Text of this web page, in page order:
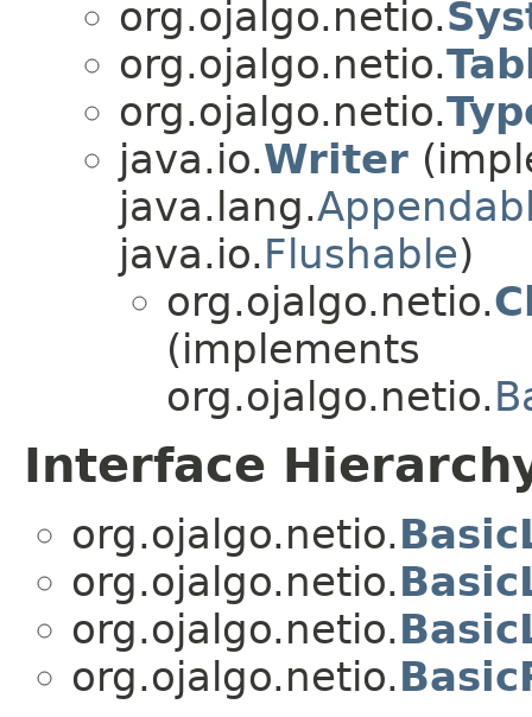
org.ojalgo.netio.
org.ojalgo.netio.
org.ojalgo.netio.
java.io.Writer
java.lang.
java.io.Flushable)
org.ojalgo.netio.
(implements
org.ojalgo.netio.
Interface
org.ojalgo.netio.
org.ojalgo.netio.
org.ojalgo.netio.
org.ojalgo.netio.